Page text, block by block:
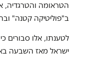
הטראומה והטרגדיה,
ב"פוליטיקה קטנה"
לטענתו, אלו סבורים
ישראל מאז השבעה